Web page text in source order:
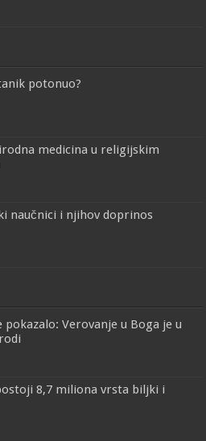
potonuo?
medicina u religijskim
naučnici i njihov doprinos
Verovanje u Boga je u
8,7 miliona vrsta biljki i